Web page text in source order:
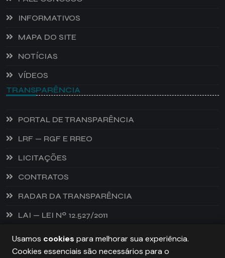
INFORMATIVOS
MAPA DO SITE
NOTÍCIAS
VÍDEOS
TRANSPARÊNCIA
PORTAL DE TRANSPARÊNCIA
LRF — RGF E RREO
LICITAÇÕES
CONTRATOS
RADAR DA TRANSPARÊNCIA
LAI — LEI Nº 12.527/2011
Usamos cookies para melhorar sua experiência.
Cookies essenciais são necessários para o